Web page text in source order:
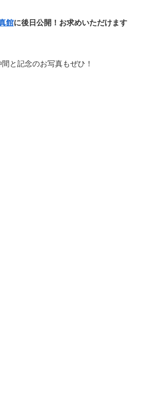
館に後日公開！お求めいただけます
と記念のお写真もぜひ！